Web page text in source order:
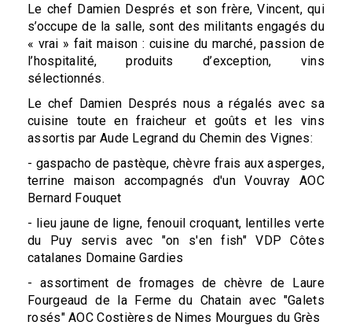
Le chef Damien Després et son frère, Vincent, qui
s’occupe de la salle, sont des militants engagés du
« vrai » fait maison : cuisine du marché, passion de
l’hospitalité, produits d’exception, vins
sélectionnés.
Le chef Damien Després nous a régalés avec sa
cuisine toute en fraicheur et goûts et les vins
assortis par Aude Legrand du Chemin des Vignes:
- gaspacho de pastèque, chèvre frais aux asperges,
terrine maison accompagnés d'un Vouvray AOC
Bernard Fouquet
- lieu jaune de ligne, fenouil croquant, lentilles verte
du Puy servis avec "on s'en fish" VDP Côtes
catalanes Domaine Gardies
- assortiment de fromages de chèvre de Laure
Fourgeaud de la Ferme du Chatain avec "Galets
rosés" AOC Costières de Nimes Mourgues du Grès